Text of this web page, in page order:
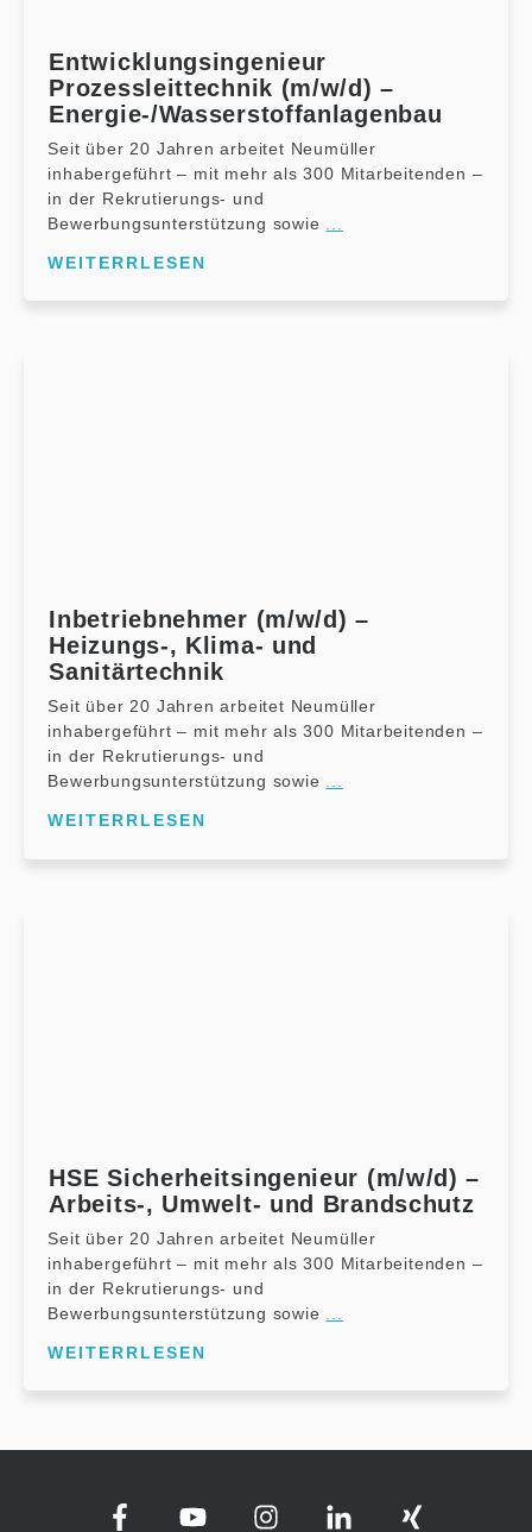
Entwicklungsingenieur
Prozessleittechnik (m/w/d) –
Energie-/Wasserstoffanlagenbau
Seit über 20 Jahren arbeitet Neumüller
inhabergeführt – mit mehr als 300 Mitarbeitenden –
in der Rekrutierungs- und
Bewerbungsunterstützung sowie
WEITERRLESEN
Inbetriebnehmer (m/w/d) –
Heizungs-, Klima- und
Sanitärtechnik
Seit über 20 Jahren arbeitet Neumüller
inhabergeführt – mit mehr als 300 Mitarbeitenden –
in der Rekrutierungs- und
Bewerbungsunterstützung sowie
WEITERRLESEN
HSE Sicherheitsingenieur (m/w/d) –
Arbeits-, Umwelt- und Brandschutz
Seit über 20 Jahren arbeitet Neumüller
inhabergeführt – mit mehr als 300 Mitarbeitenden –
in der Rekrutierungs- und
Bewerbungsunterstützung sowie
WEITERRLESEN